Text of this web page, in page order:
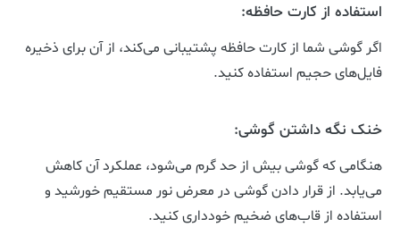
استفاده از کارت حافظه:
اگر گوشی شما از کارت حافظه پشتیبانی می‌کند، از آن برای ذخیره
فایل‌های حجیم استفاده کنید.
خنک نگه داشتن گوشی:
هنگامی که گوشی بیش از حد گرم می‌شود، عملکرد آن کاهش
می‌یابد. از قرار دادن گوشی در معرض نور مستقیم خورشید و
استفاده از قاب‌های ضخیم خودداری کنید.